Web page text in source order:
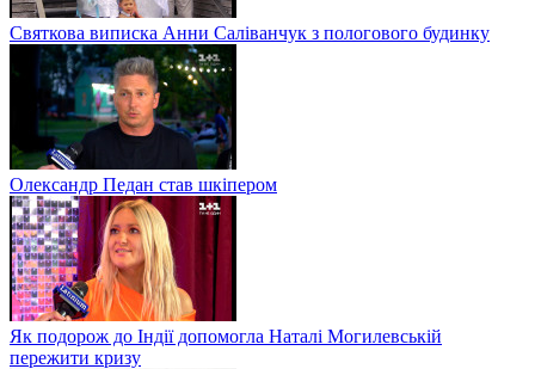
Святкова виписка Анни Саліванчук з пологового будинку
Олександр Педан став шкіпером
Як подорож до Індії допомогла Наталі Могилевській
пережити кризу